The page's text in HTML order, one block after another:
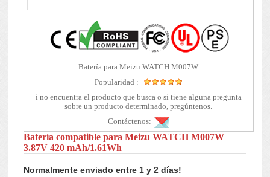
Batería para Meizu WATCH M007W
Popularidad :
i no encuentra el producto que busca o si tiene alguna pregunta
sobre un producto determinado, pregúntenos.
Contáctenos:
Batería compatible para Meizu WATCH M007W
3.87V 420 mAh/1.61Wh
Normalmente enviado entre 1 y 2 días!